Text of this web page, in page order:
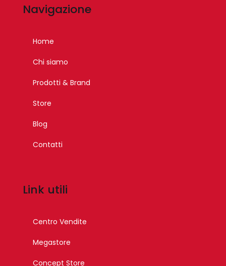
Navigazione
Home
Chi siamo
Prodotti & Brand
Store
Blog
Contatti
Link utili
Centro Vendite
Megastore
Concept Store